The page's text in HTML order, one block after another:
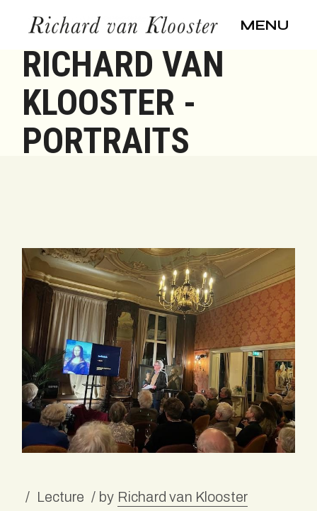
content
MENU
RICHARD VAN
KLOOSTER -
PORTRAITS
Lecture by Richard van Klooster